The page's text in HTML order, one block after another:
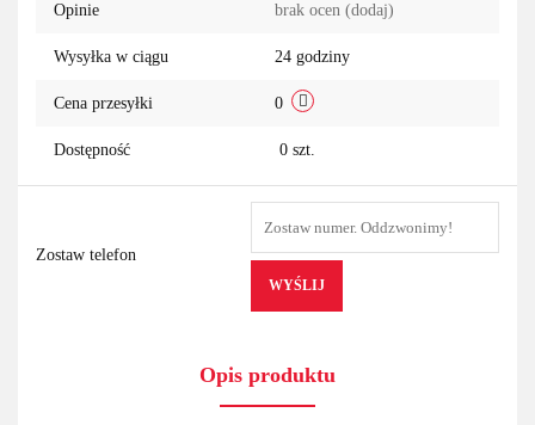
Opinie brak ocen (dodaj)
Wysyłka w ciągu 24 godziny
Cena przesyłki 0
Dostępność 0 szt.
Zostaw telefon
WYŚLIJ
Opis produktu